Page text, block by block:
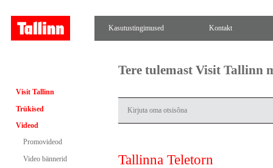
Kasutustingimused Kontakt
Visit Tallinn
Trükised
Videod
Promovideod
Video bännerid
Tere tulemast Visit Tallinn
Tallinna Teletorn